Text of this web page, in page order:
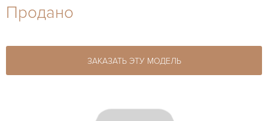
27-44
27-44
Продано
ЗАКАЗАТЬ ЭТУ МОДЕЛЬ